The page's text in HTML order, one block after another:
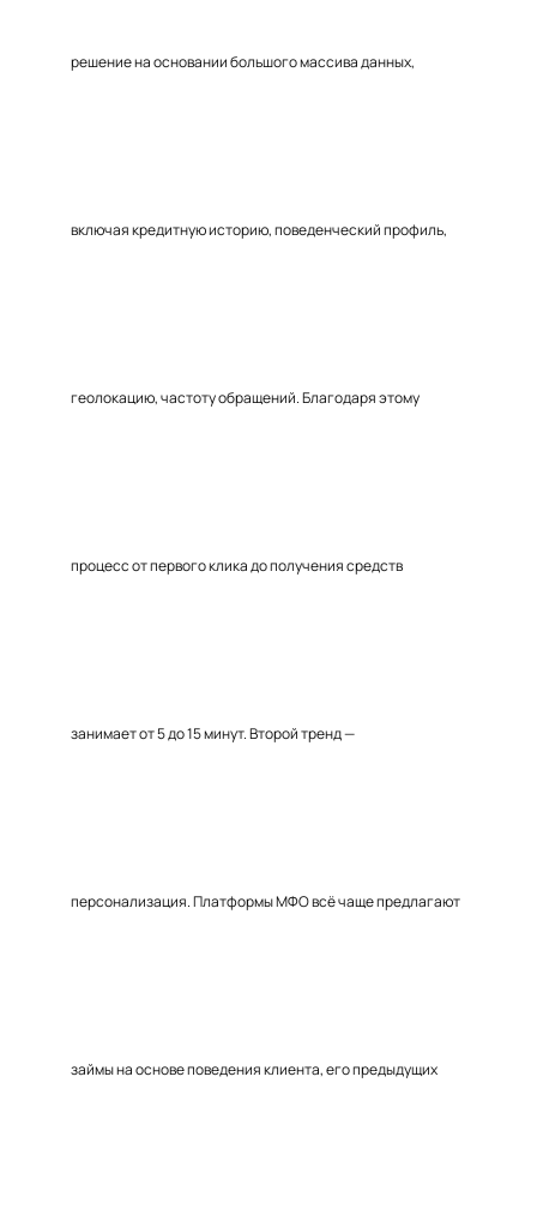
решение на основании большого массива данных,
включая кредитную историю, поведенческий профиль,
геолокацию, частоту обращений. Благодаря этому
процесс от первого клика до получения средств
занимает от 5 до 15 минут. Второй тренд —
персонализация. Платформы МФО всё чаще предлагают
займы на основе поведения клиента, его предыдущих